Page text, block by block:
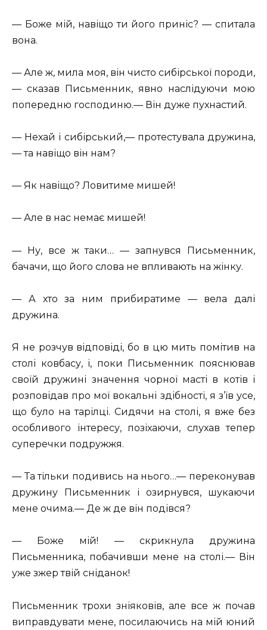
— Боже мій, навіщо ти його приніс? — спитала
вона.
— Але ж, мила моя, він чисто сибірської породи,
— сказав Письменник, явно наслідуючи мою
попередню господиню.— Він дуже пухнастий.
— Нехай і сибірський,— протестувала дружина,
— та навіщо він нам?
— Як навіщо? Ловитиме мишей!
— Але в нас немає мишей!
— Ну, все ж таки… — запнувся Письменник,
бачачи, що його слова не впливають на жінку.
— А хто за ним прибиратиме — вела далі
дружина.
Я не розчув відповіді, бо в цю мить помітив на
столі ковбасу, і, поки Письменник пояснював
своїй дружині значення чорної масті в котів і
розповідав про мої вокальні здібності, я з’їв усе,
що було на тарілці. Сидячи на столі, я вже без
особливого інтересу, позіхаючи, слухав тепер
суперечки подружжя.
— Та тільки подивись на нього…— переконував
дружину Письменник і озирнувся, шукаючи
мене очима.— Де ж де він подівся?
— Боже мій! — скрикнула дружина
Письменника, побачивши мене на столі.— Він
уже зжер твій сніданок!
Письменник трохи зніяковів, але все ж почав
виправдувати мене, посилаючись на мій юний